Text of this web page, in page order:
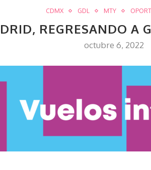
CDMX GDL MTY
REGRESANDO A
octubre 6, 2022